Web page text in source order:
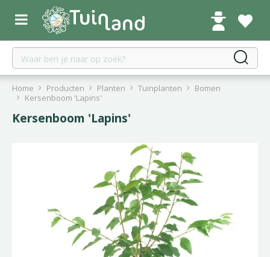
r
Home Producten Planten Tuinplanten
Bomen
Kersenboom 'Lapins'
Kersenboom 'Lapins'